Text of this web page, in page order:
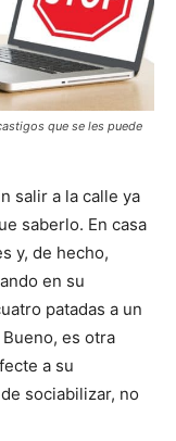
que se les puede
salir a la calle ya
saberlo. En casa
y, de hecho,
en su
patadas a un
es otra
a su
sociabilizar, no